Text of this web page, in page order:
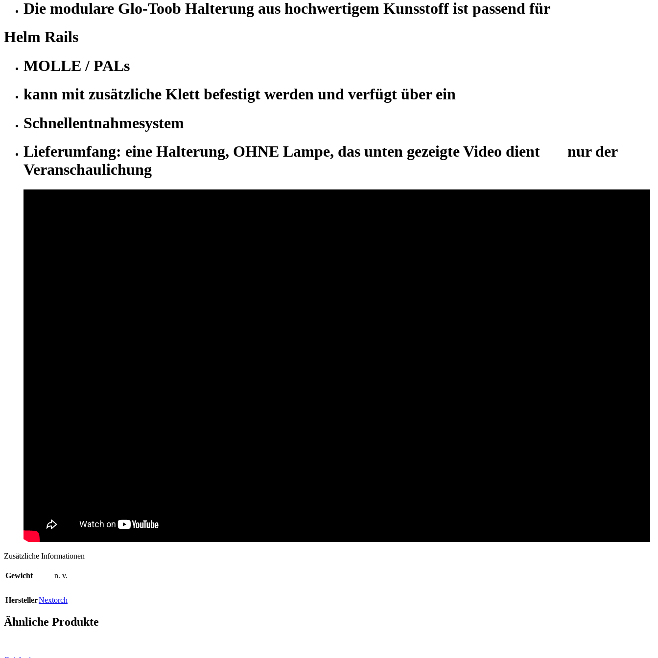
Die modulare Glo-Toob Halterung aus hochwertigem Kunsstoff ist passend für
Helm Rails
MOLLE / PALs
kann mit zusätzliche Klett befestigt werden und verfügt über ein
Schnellentnahmesystem
Lieferumfang: eine Halterung, OHNE Lampe, das unten gezeigte Video dient nur der
Veranschaulichung
Zusätzliche Informationen
Gewicht n. v.
HerstellerNextorch
Ähnliche Produkte